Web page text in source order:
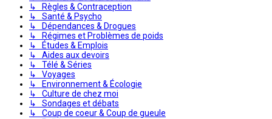
↳ Règles & Contraception
↳ Santé & Psycho
↳ Dépendances & Drogues
↳ Régimes et Problèmes de poids
↳ Études & Emplois
↳ Aides aux devoirs
↳ Télé & Séries
↳ Voyages
↳ Environnement & Écologie
↳ Culture de chez moi
↳ Sondages et débats
↳ Coup de coeur & Coup de gueule